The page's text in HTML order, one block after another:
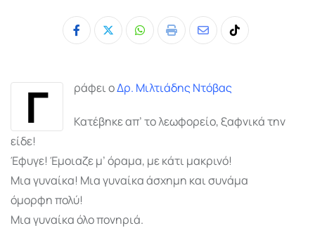
Whatsapp
Print
ShareTiktok
Γ ράφει οΔρ. Μιλτιάδης Ντόβας
Κατέβηκε απ’ το λεωφορείο, ξαφνικά την
είδε!
Έφυγε! Έμοιαζε μ’ όραμα, με κάτι μακρινό!
Μια γυναίκα! Μια γυναίκα άσχημη και συνάμα
όμορφη πολύ!
Μια γυναίκα όλο πονηριά.